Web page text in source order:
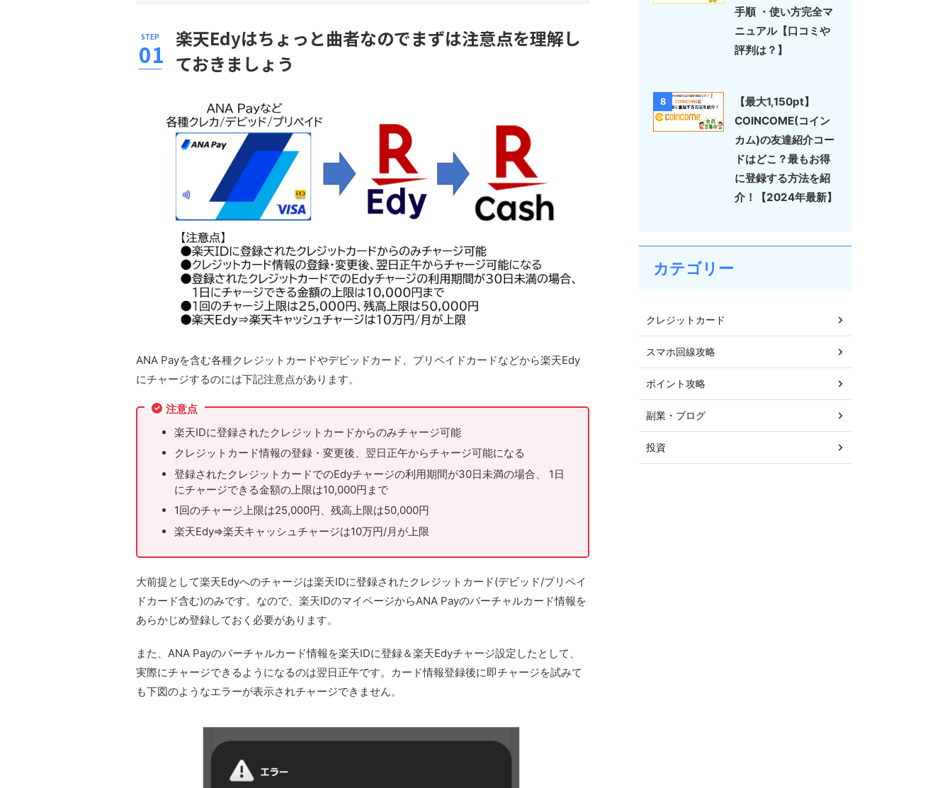
楽天Edyはちょっと曲者なのでまずは注意点を理解し
ておきましょう
ANA Payを含む各種クレジットカードやデビッドカード、プリペイドカードなどから楽天Edy
にチャージするのには下記注意点があります。
注意点
楽天IDに登録されたクレジットカードからのみチャージ可能
クレジットカード情報の登録・変更後、翌日正午からチャージ可能になる
登録されたクレジットカードでのEdyチャージの利用期間が30日未満の場合、 1日
にチャージできる金額の上限は10,000円まで
1回のチャージ上限は25,000円、残高上限は50,000円
楽天Edy⇒楽天キャッシュチャージは10万円/月が上限
大前提として楽天Edyへのチャージは楽天IDに登録されたクレジットカード(デビッド/プリペイ
ドカード含む)のみです。なので、楽天IDのマイページからANA Payのバーチャルカード情報を
あらかじめ登録しておく必要があります。
また、ANA Payのバーチャルカード情報を楽天IDに登録＆楽天Edyチャージ設定したとして、
実際にチャージできるようになるのは翌日正午です。カード情報登録後に即チャージを試みて
も下図のようなエラーが表示されチャージできません。
手順 ・使い方完全マ
ニュアル【口コミや
評判は？】
8
【最大1,150pt】
COINCOME(コイン
カム)の友達紹介コー
ドはどこ？最もお得
に登録する方法を紹
介！【2024年最新】
カテゴリー
クレジットカード
スマホ回線攻略
ポイント攻略
副業・ブログ
投資